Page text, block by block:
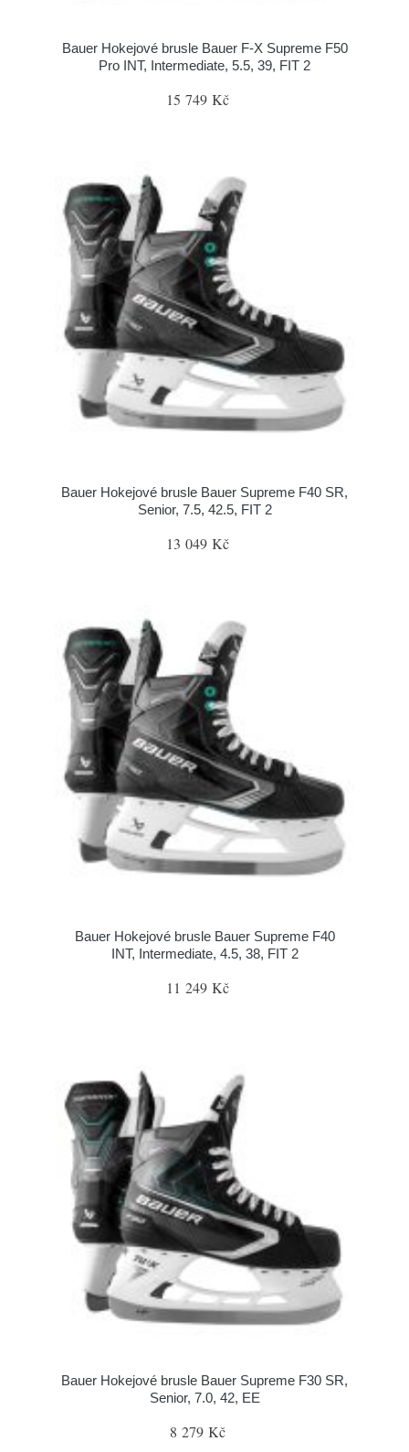
Bauer Hokejové brusle Bauer F-X Supreme F50
Pro INT, Intermediate, 5.5, 39, FIT 2
15 749 Kč
Bauer Hokejové brusle Bauer Supreme F40 SR,
Senior, 7.5, 42.5, FIT 2
13 049 Kč
Bauer Hokejové brusle Bauer Supreme F40
INT, Intermediate, 4.5, 38, FIT 2
11 249 Kč
Bauer Hokejové brusle Bauer Supreme F30 SR,
Senior, 7.0, 42, EE
8 279 Kč